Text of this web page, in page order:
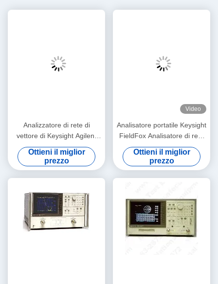
Analizzatore di rete di
vettore di Keysight Agilent
8711B 100dB Rackmount
Ottieni il miglior
prezzo
Video
Analisatore portatile Keysight
FieldFox Analisatore di rete
a microonde a 18 GHz con 2
porte e 91 dB di gamma
dinamica
Ottieni il miglior
prezzo